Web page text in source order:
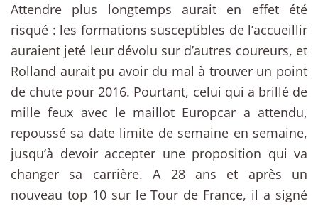
Attendre plus longtemps aurait en effet été
risqué : les formations susceptibles de l’accueillir
auraient jeté leur dévolu sur d’autres coureurs, et
Rolland aurait pu avoir du mal à trouver un point
de chute pour 2016. Pourtant, celui qui a brillé de
mille feux avec le maillot Europcar a attendu,
repoussé sa date limite de semaine en semaine,
jusqu’à devoir accepter une proposition qui va
changer sa carrière. A 28 ans et après un
nouveau top 10 sur le Tour de France, il a signé